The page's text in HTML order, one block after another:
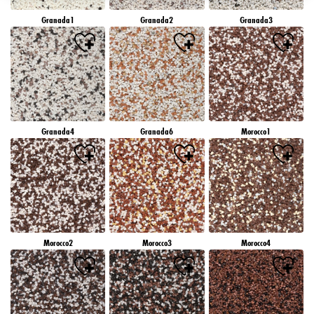
Granada1 Granada2 Granada3
Granada4 Granada6 Morocco1
Morocco2 Morocco3 Morocco4
záujmov), na tejto webovej lokalite a v iných médiách (tretích strán) prostredníctvom
zariadení, ktoré boli pridelené vám alebo vašej domácnosti, ako aj na meranie a
optimalizáciu úspešnosti reklamných kampaní..
Viac informácií o spracovaní vašich údajov nájdete v našom vyhlásení o ochrane
údajov, ktoré je uvedené v pätičke (časť "Cookies, pixely, odtlačky prstov a podobné
technológie"). Svoj súhlas môžete kedykoľvek odvolať s účinnosťou do budúcnosti
vypnutím súborov cookie na našej webovej stránke v časti "Nastavenia súborov cookie"
prepojenej v pätičke. Ďalšie informácie týkajúce sa súborov cookie používaných na tejto
webovej lokalite, najmä doby ich uchovávania, nájdete v podrobných informáciách o
jednotlivých súboroch cookie, ktoré sú k dispozícii po kliknutí na tlačidlo "upraviť"
nižšie".
Ak kliknete na "Upraviť", môžete nájsť viac informácií o spracovaní vašich
údajov/používaní súborov cookie a povoliť ich na jeden alebo viacero vyššie
uvedených účelov. Kliknutím na "Prijať všetko" súhlasíte s používaním súborov cookie,
ako aj so spracovaním vašich osobných údajov na všetky vyššie uvedené účely. Ak
kliknete na "Odmietnuť", budú sa používať len súbory cookie, ktoré sú technicky
nevyhnutné na poskytovanie tejto webovej stránky.